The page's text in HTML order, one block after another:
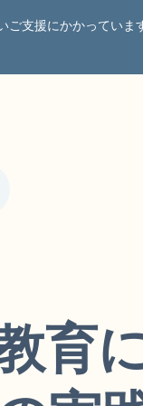
ご支援にかかっていま
育